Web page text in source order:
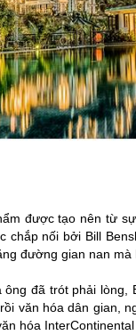
được tạo nên từ
nối bởi Bill
đường gian nan
đã trót phải lòng,
văn hóa dân gian,
hóa